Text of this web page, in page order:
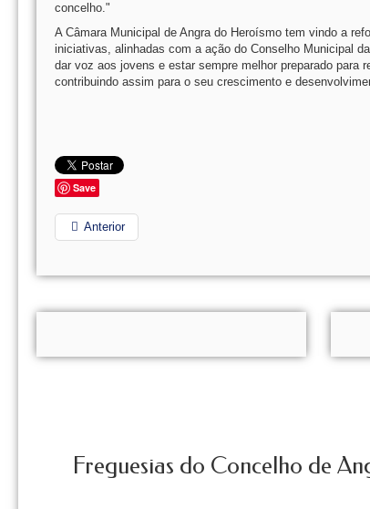
concelho."
A Câmara Municipal de Angra do Heroísmo tem vindo a
iniciativas, alinhadas com a ação do Conselho Municipal
dar voz aos jovens e estar sempre melhor preparado para
contribuindo assim para o seu crescimento e
Save
Anterior
Freguesias do Concelho de